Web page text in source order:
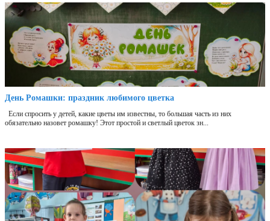
День Ромашки: праздник любимого цветка
Если спросить у детей, какие цветы им известны, то большая часть из них
обязательно назовет ромашку! Этот простой и светлый цветок зн...